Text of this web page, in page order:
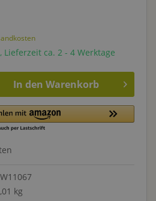
ca. 2 - 4 Werktage
In den Warenkorb
kg